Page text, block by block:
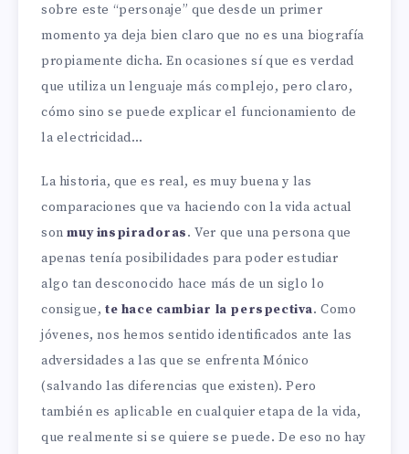
sobre este “personaje” que desde un primer
momento ya deja bien claro que no es una biografía
propiamente dicha. En ocasiones sí que es verdad
que utiliza un lenguaje más complejo, pero claro,
cómo sino se puede explicar el funcionamiento de
la electricidad…
La historia, que es real, es muy buena y las
comparaciones que va haciendo con la vida actual
sonmuy inspiradoras. Ver que una persona que
apenas tenía posibilidades para poder estudiar
algo tan desconocido hace más de un siglo lo
consigue, te hace cambiar la perspectiva. Como
jóvenes, nos hemos sentido identificados ante las
adversidades a las que se enfrenta Mónico
(salvando las diferencias que existen). Pero
también es aplicable en cualquier etapa de la vida,
que realmente si se quiere se puede. De eso no hay